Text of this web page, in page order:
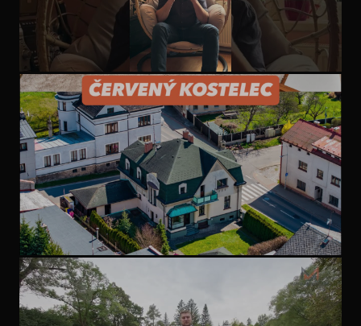
ZKUŠENOST Z OBORU
Moje zkušenost s jinou realitní kanceláří při převodu
domu. Tohle by se stávat nemělo.
NEMOVITOST S PŘÍBĚHEM
Milujete historii a domy s
příběhem?